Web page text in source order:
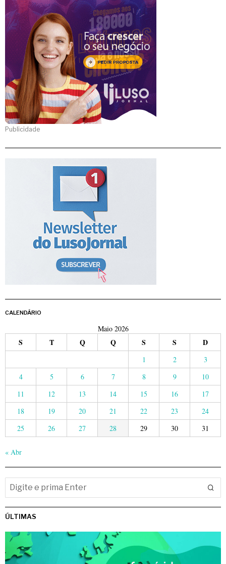
Publicidade
CALENDÁRIO
Maio 2026
S T Q Q S S D
1 2
3
4
5 6 7 8 9
10
11
12 13 14 15 16
17
18
19 20 21 22 23
24
25
26 27 28 29 30 31
« Abr
ÚLTIMAS